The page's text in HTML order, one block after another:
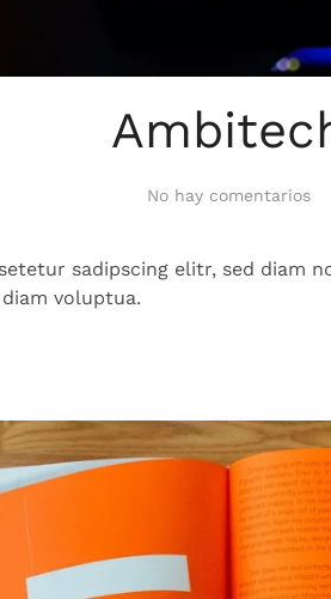
No hay comentariosen
sadipscing elitr, sed diam
voluptua.